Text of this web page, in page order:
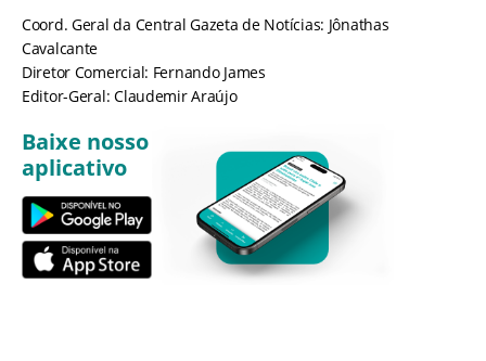
Coord. Geral da Central Gazeta de Notícias: Jônathas
Cavalcante
Diretor Comercial: Fernando James
Editor-Geral: Claudemir Araújo
Baixe nosso
aplicativo